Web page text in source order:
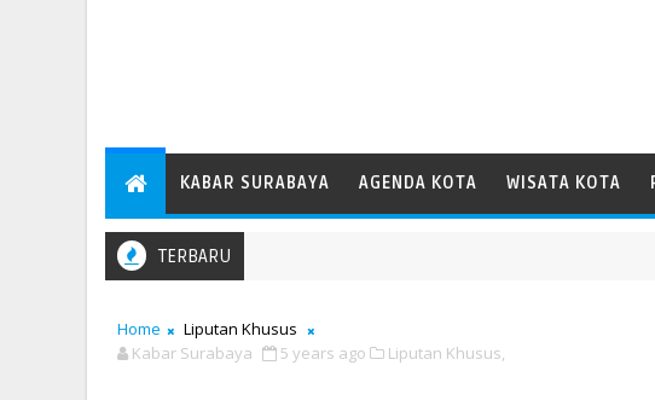
KABAR SURABAYA AGENDA KOTA WISATA KOTA
TERBARU
Home
Liputan Khusus
Kabar Surabaya
5 years ago Liputan Khusus,